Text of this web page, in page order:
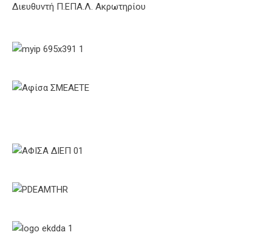
Διευθυντή Π.ΕΠΑ.Λ. Ακρωτηρίου